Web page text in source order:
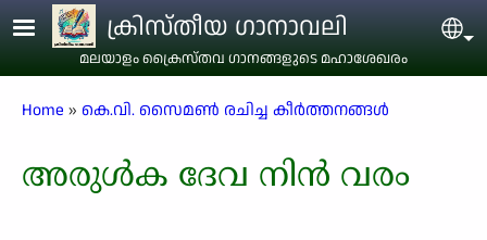
Skip to main contentക്രിസ്തീയ ഗാനാവലി
മലയാളം ക്രൈസ്തവ ഗാനങ്ങളുടെ മഹാശേഖരം
Breadcrumb
Home കെ.വി. സൈമൺ രചിച്ച കീർത്തനങ്ങൾ
അരുൾക ദേവ നിൻ വരം